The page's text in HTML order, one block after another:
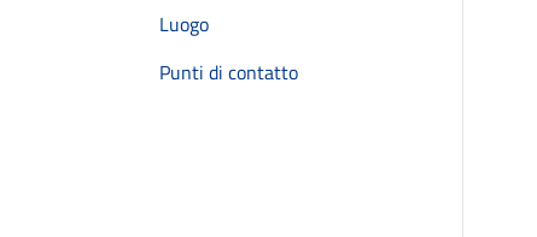
Luogo
Punti di contatto